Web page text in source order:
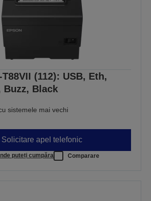
(112): USB, Eth,
Buzz, Black
sistemele mai vechi
Solicitare apel telefonic
puteți cumpăra Comparare